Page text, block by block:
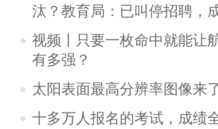
汰？教育局：已叫停招聘，
视频丨只要一枚命中就能让
有多强？
太阳表面最高分辨率图像来
十多万人报名的考试，成绩